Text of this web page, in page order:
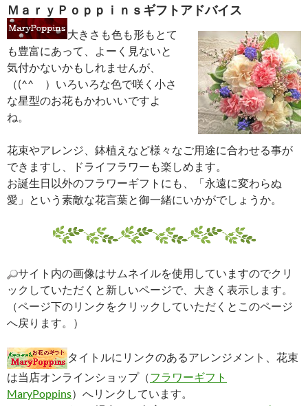
ＭａｒｙＰｏｐｐｉｎｓギフトアドバイス
大きさも色も形もとて
も豊富にあって、よーく見ないと
気付かないかもしれませんが、
（(^^ゞ）いろいろな色で咲く小さ
な星型のお花もかわいいですよ
ね。
花束やアレンジ、鉢植えなど様々なご用途に合わせる事が
できますし、ドライフラワーも楽しめます。
お誕生日以外のフラワーギフトにも、「永遠に変わらぬ
愛」という素敵な花言葉と御一緒にいかがでしょうか。
サイト内の画像はサムネイルを使用していますのでクリ
ックしていただくと新しいページで、大きく表示します。
（ページ下のリンクをクリックしていただくとこのページ
へ戻ります。）
タイトルにリンクのあるアレンジメント、花束
は当店オンラインショップ（フラワーギフト
MaryPoppins）へリンクしています。